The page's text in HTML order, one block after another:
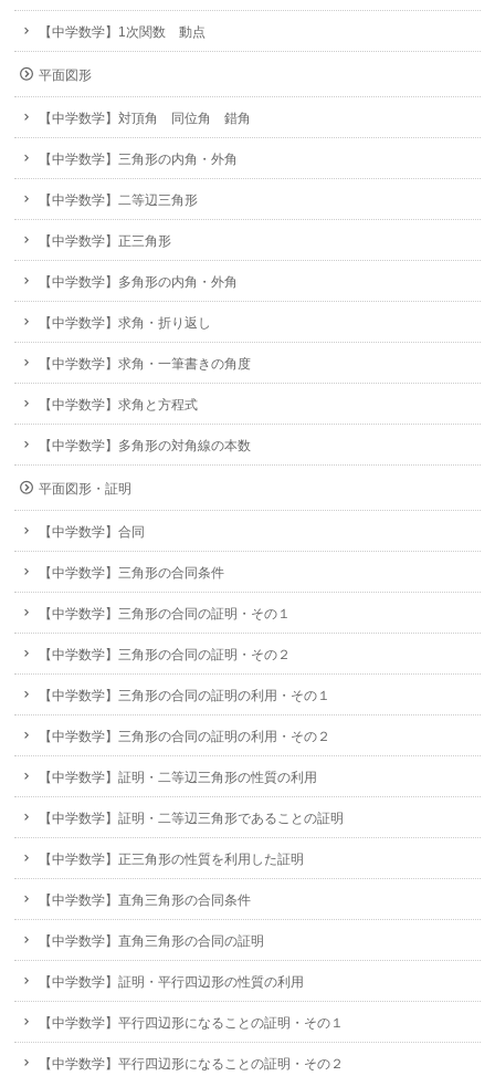
【中学数学】1次関数 動点
平面図形
【中学数学】対頂角 同位角 錯角
【中学数学】三角形の内角・外角
【中学数学】二等辺三角形
【中学数学】正三角形
【中学数学】多角形の内角・外角
【中学数学】求角・折り返し
【中学数学】求角・一筆書きの角度
【中学数学】求角と方程式
【中学数学】多角形の対角線の本数
平面図形・証明
【中学数学】合同
【中学数学】三角形の合同条件
【中学数学】三角形の合同の証明・その１
【中学数学】三角形の合同の証明・その２
【中学数学】三角形の合同の証明の利用・その１
【中学数学】三角形の合同の証明の利用・その２
【中学数学】証明・二等辺三角形の性質の利用
【中学数学】証明・二等辺三角形であることの証明
【中学数学】正三角形の性質を利用した証明
【中学数学】直角三角形の合同条件
【中学数学】直角三角形の合同の証明
【中学数学】証明・平行四辺形の性質の利用
【中学数学】平行四辺形になることの証明・その１
【中学数学】平行四辺形になることの証明・その２